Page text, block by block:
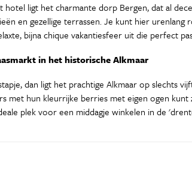
ligt het charmante dorp Bergen, dat al
en gezellige terrassen. Je kunt hier
bijna chique vakantiesfeer uit die perfect
in het historische Alkmaar
dan ligt het prachtige Alkmaar op slechts
met hun kleurrijke berries met eigen ogen
plek voor een middagje winkelen in de